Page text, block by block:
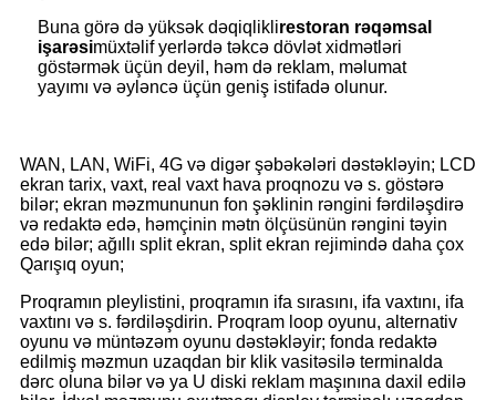
Buna görə də yüksək dəqiqliklirestoran rəqəmsal
işarəsimüxtəlif yerlərdə təkcə dövlət xidmətləri
göstərmək üçün deyil, həm də reklam, məlumat
yayımı və əyləncə üçün geniş istifadə olunur.
WAN, LAN, WiFi, 4G və digər şəbəkələri dəstəkləyin; LCD
ekran tarix, vaxt, real vaxt hava proqnozu və s. göstərə
bilər; ekran məzmununun fon şəklinin rəngini fərdiləşdirə
və redaktə edə, həmçinin mətn ölçüsünün rəngini təyin
edə bilər; ağıllı split ekran, split ekran rejimində daha çox
Qarışıq oyun;
Proqramın pleylistini, proqramın ifa sırasını, ifa vaxtını, ifa
vaxtını və s. fərdiləşdirin. Proqram loop oyunu, alternativ
oyunu və müntəzəm oyunu dəstəkləyir; fonda redaktə
edilmiş məzmun uzaqdan bir klik vasitəsilə terminalda
dərc oluna bilər və ya U diski reklam maşınına daxil edilə